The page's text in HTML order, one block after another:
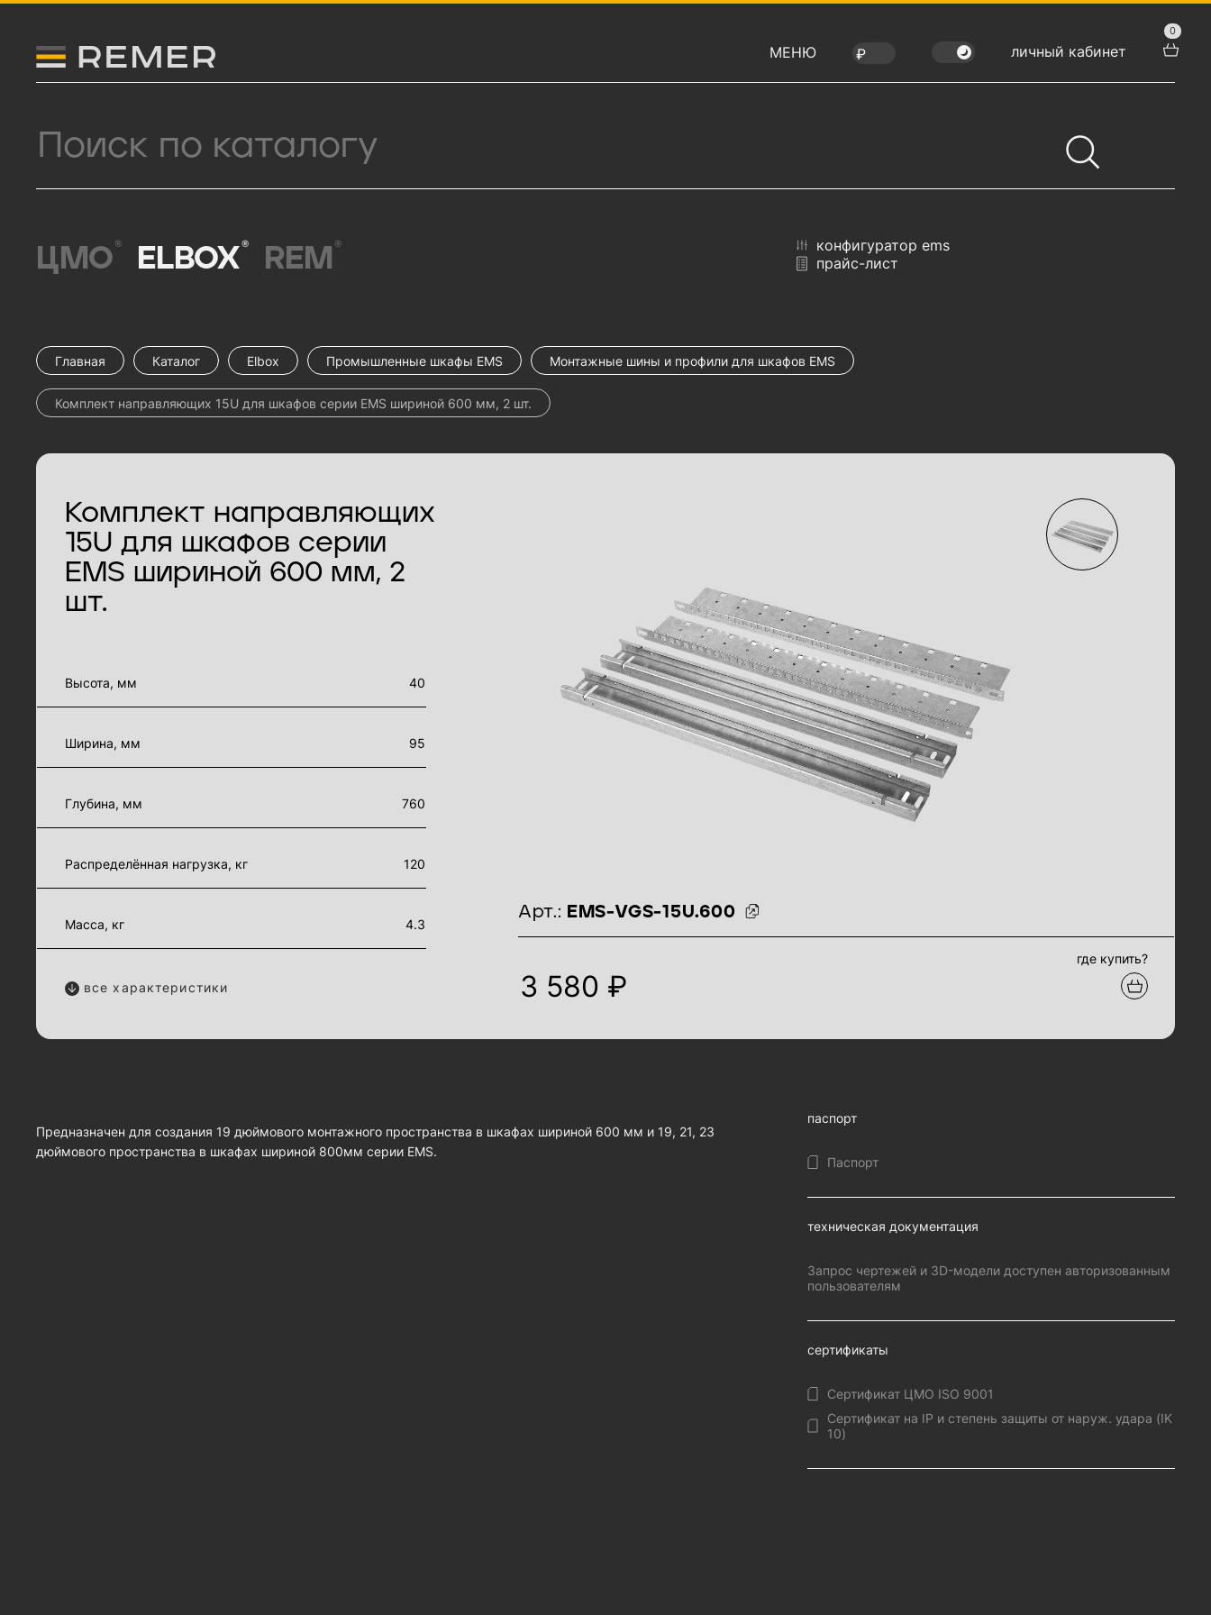
Логитип компании Remer МЕНЮ личный кабинет
0
ЦМО ® ELBOX® REM ®
конфигуратор ems
прайс-лист
Главная Каталог Elbox Промышленные шкафы EMS Монтажные шины и профили для шкафов EMS
Комплект направляющих 15U для шкафов серии EMS шириной 600 мм, 2 шт.
Комплект направляющих
15U для шкафов серии
EMS шириной 600 мм, 2
шт.
идентификаторы товара
Арт.: EMS-VGS-15U.600
где купить?
3 580 ₽
Высота, мм
40
Ширина, мм 95
Глубина, мм 760
Распределённая нагрузка, кг 120
Масса, кг 4.3
все характеристики
Предназначен для создания 19 дюймового монтажного пространства в шкафах шириной 600 мм и 19, 21, 23
дюймового пространства в шкафах шириной 800мм серии EMS.
паспорт
Паспорт
техническая документация
Запрос чертежей и 3D-модели доступен авторизованным
пользователям
сертификаты
Сертификат ЦМО ISO 9001
Сертификат на IP и степень защиты от наруж. удара (IK
10)